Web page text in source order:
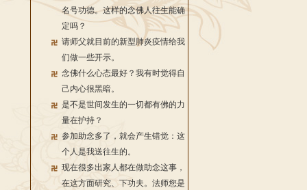
名号功德。这样的念佛人往生能确
定吗？
请师父就目前的新型肺炎疫情给我
们做一些开示。
念佛什么心态最好？我有时觉得自
己内心很黑暗。
是不是世间发生的一切都有佛的力
量在护持？
参加助念多了，就会产生错觉：这
个人是我送往生的。
现在很多出家人都在做助念这事，
在这方面研究、下功夫。法师您是